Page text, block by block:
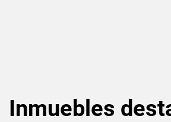
Inmuebles